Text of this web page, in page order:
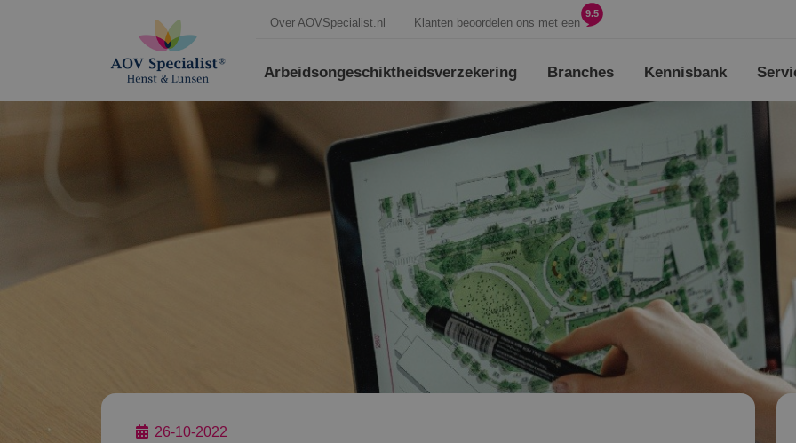
Over AOVSpecialist.nl Klanten beoordelen ons met een
9.5
Arbeidsongeschikt­heids­verzekering Branches Kennisbank
26-10-2022